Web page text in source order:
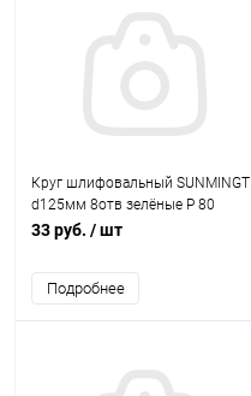
Круг шлифовальный SUNMINGT
d125мм 8отв зелёные Р 80
липучка, (корея)
33 руб. / шт
Подробнее